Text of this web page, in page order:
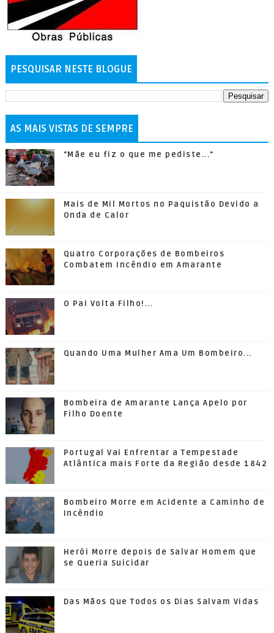
PESQUISAR NESTE BLOGUE
AS MAIS VISTAS DE SEMPRE
"Mãe eu fiz o que me pediste..."
Mais de Mil Mortos no Paquistão Devido a
Onda de Calor
Quatro Corporações de Bombeiros
Combatem Incêndio em Amarante
O Pai Volta Filho!...
Quando Uma Mulher Ama Um Bombeiro...
Bombeira de Amarante Lança Apelo por
Filho Doente
Portugal Vai Enfrentar a Tempestade
Atlântica mais Forte da Região desde 1842
Bombeiro Morre em Acidente a Caminho de
Incêndio
Herói Morre depois de Salvar Homem que
se Queria Suicidar
Das Mãos Que Todos os Dias Salvam Vidas